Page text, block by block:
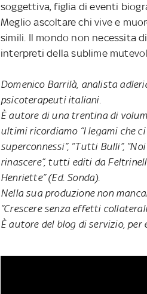
soggettiva, figlia di eventi
Meglio ascoltare chi vive e
simili. Il mondo non necessita
interpreti della sublime
Domenico Barrilà, analista
psicoterapeuti italiani.
È autore di una trentina di
ultimi ricordiamo “I legami che ci
superconnessi”, “Tutti Bulli”,
rinascere”, tutti editi da
Henriette” (Ed. Sonda).
Nella sua produzione non
“Crescere senza effetti
È autore del blog di servizio, per